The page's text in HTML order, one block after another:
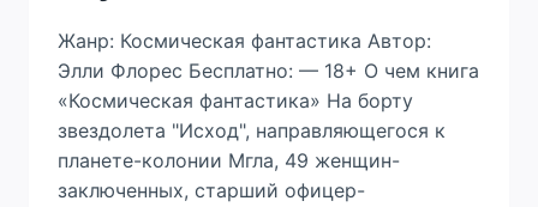
Жанр: Космическая фантастика Автор:
Элли Флорес Бесплатно: — 18+ О чем книга
«Космическая фантастика» На борту
звездолета "Исход", направляющегося к
планете-колонии Мгла, 49 женщин-
заключенных, старший офицер-